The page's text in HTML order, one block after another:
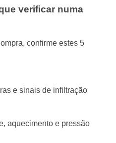
verificar numa
confirme estes 5
e sinais de infiltração
aquecimento e pressão